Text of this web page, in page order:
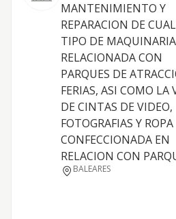
MANTENIMIENTO Y
REPARACION DE
TIPO DE MAQUINARIA
RELACIONADA CON
PARQUES DE
FERIAS, ASI COMO LA
DE CINTAS DE VIDEO,
FOTOGRAFIAS Y ROPA
CONFECCIONADA EN
RELACION CON
BALEARES